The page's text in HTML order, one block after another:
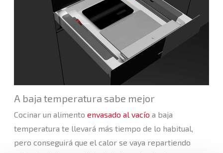
A baja temperatura sabe mejor
Cocinar un alimento envasado al vacío a baja
temperatura te llevará más tiempo de lo habitual,
pero conseguirá que el calor se vaya repartiendo